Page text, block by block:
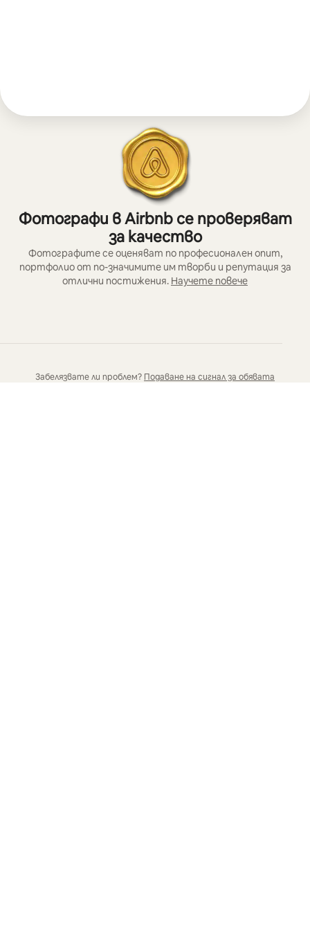
Фотографи в Airbnb се проверяват
за качество
Фотографите се оценяват по професионален опит,
портфолио от по-значимите им творби и репутация за
отлични постижения. Научете повече
Забелязвате ли проблем? Подаване на сигнал за обявата